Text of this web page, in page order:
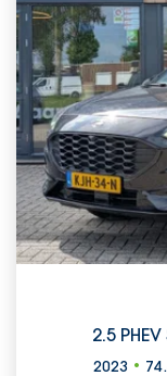
2.5
2023 •